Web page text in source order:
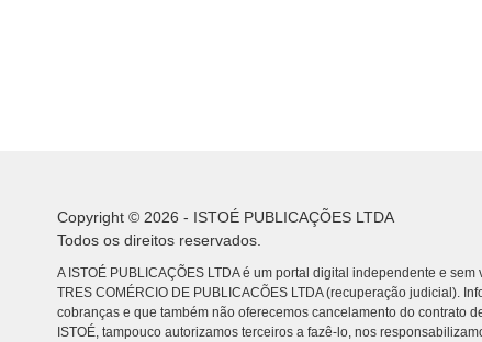
Copyright © 2026 - ISTOÉ PUBLICAÇÕES LTDA
Todos os direitos reservados.
A ISTOÉ PUBLICAÇÕES LTDA é um portal digital independente e
TRES COMÉRCIO DE PUBLICACÕES LTDA (recuperação judicial).
cobranças e que também não oferecemos cancelamento do contrato
ISTOÉ, tampouco autorizamos terceiros a fazê-lo, nos